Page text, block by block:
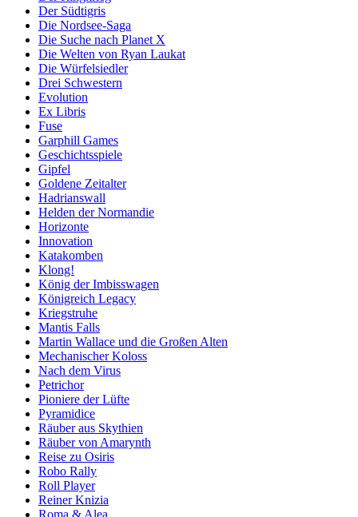
Der Südtigris
Die Nordsee-Saga
Die Suche nach Planet X
Die Welten von Ryan Laukat
Die Würfelsiedler
Drei Schwestern
Evolution
Ex Libris
Fuse
Garphill Games
Geschichtsspiele
Gipfel
Goldene Zeitalter
Hadrianswall
Helden der Normandie
Horizonte
Innovation
Katakomben
Klong!
König der Imbisswagen
Königreich Legacy
Kriegstruhe
Mantis Falls
Martin Wallace und die Großen Alten
Mechanischer Koloss
Nach dem Virus
Petrichor
Pioniere der Lüfte
Pyramidice
Räuber aus Skythien
Räuber von Amarynth
Reise zu Osiris
Robo Rally
Roll Player
Reiner Knizia
Roma & Alea